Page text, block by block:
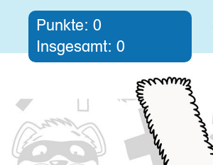
Punkte: 0
Insgesamt: 0